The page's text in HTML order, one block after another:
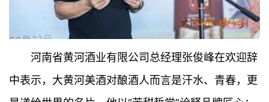
河南省黄河酒业有限公司总经理张俊峰在欢迎辞
中表示，大黄河美酒对酿酒人而言是汗水、青春，更